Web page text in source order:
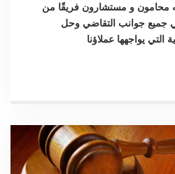
محامون و مستشارون فريقًا من
جميع جوانب التقاضي وحل
التي يواجهها عملاؤنا